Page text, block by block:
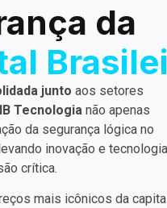
da
junto aos setores
Tecnologia não apenas
da segurança lógica no
inovação e tecnologia
crítica.
mais icônicos da